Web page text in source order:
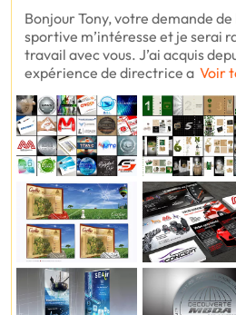
Bonjour Tony, votre demande
sportive m’intéresse et je serai
travail avec vous. J’ai acquis
expérience de directrice a Voir